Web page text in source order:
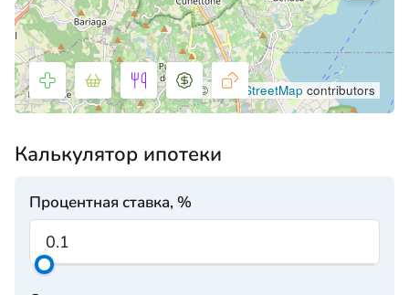
© OpenStreetMap contributors
Калькулятор ипотеки
Процентная ставка, %